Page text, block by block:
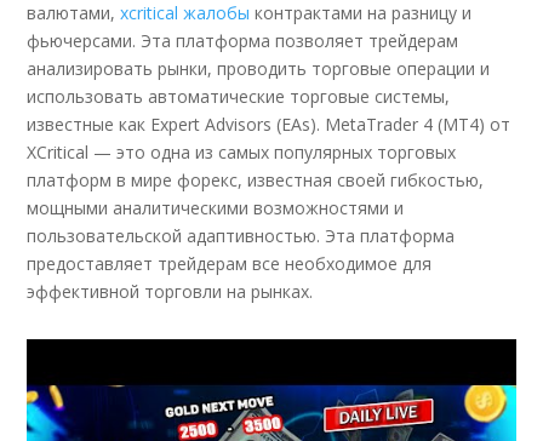
валютами,xcritical жалобы контрактами на разницу и
фьючерсами. Эта платформа позволяет трейдерам
анализировать рынки, проводить торговые операции и
использовать автоматические торговые системы,
известные как Expert Advisors (EAs). MetaTrader 4 (MT4) от
XCritical — это одна из самых популярных торговых
платформ в мире форекс, известная своей гибкостью,
мощными аналитическими возможностями и
пользовательской адаптивностью. Эта платформа
предоставляет трейдерам все необходимое для
эффективной торговли на рынках.